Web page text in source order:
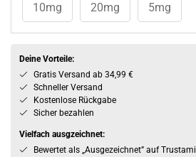
10mg 20mg 5mg
Deine Vorteile:
Gratis Versand ab 34,99 €
Schneller Versand
Kostenlose Rückgabe
Sicher bezahlen
Vielfach ausgzeichnet:
Bewertet als „Ausgezeichnet” auf Trustami